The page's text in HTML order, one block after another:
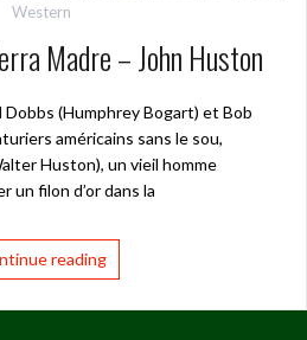
Western
Madre – John Huston
(Humphrey Bogart) et Bob
américains sans le sou,
Huston), un vieil homme
un filon d’or dans la
reading